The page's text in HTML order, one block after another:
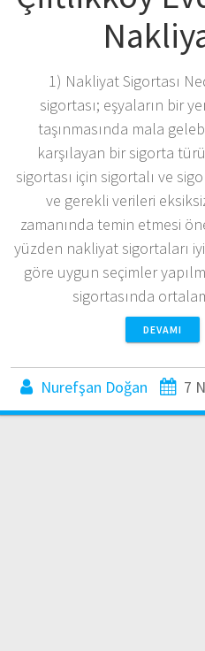
1) Nakliyat Sigortası
sigortası; eşyaların bir
taşınmasında mala
karşılayan bir sigorta
sigortası için sigortalı ve
ve gerekli verileri
zamanında temin etmesi
yüzden nakliyat sigortaları
göre uygun seçimler
sigortasında
DEVAMI
Nurefşan Doğan 7